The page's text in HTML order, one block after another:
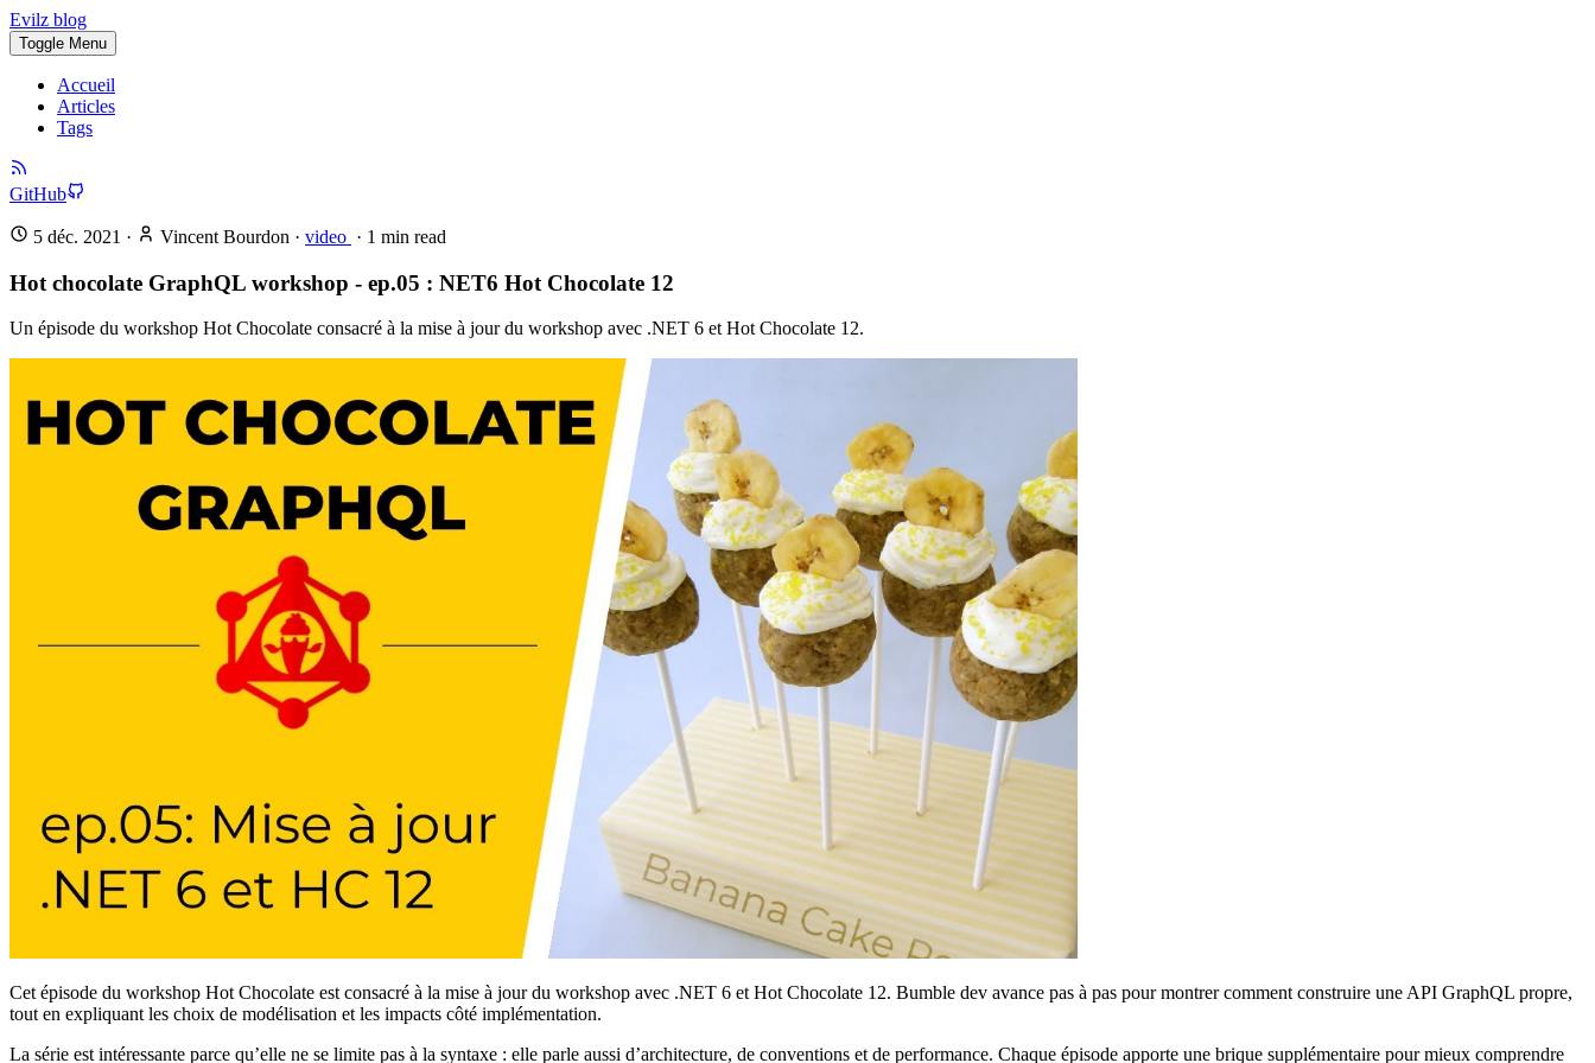
Evilz blog
Toggle Menu
Accueil
Articles
Tags
GitHub
5 déc. 2021 · Vincent Bourdon · video · 1 min read
Hot chocolate GraphQL workshop - ep.05 : NET6 Hot Chocolate 12
Un épisode du workshop Hot Chocolate consacré à la mise à jour du workshop avec .NET 6 et Hot Chocolate 12.
Cet épisode du workshop Hot Chocolate est consacré à la mise à jour du workshop avec .NET 6 et Hot Chocolate 12. Bumble dev avance pas à pas pour montrer comment construire une API GraphQL propre,
tout en expliquant les choix de modélisation et les impacts côté implémentation.
La série est intéressante parce qu’elle ne se limite pas à la syntaxe : elle parle aussi d’architecture, de conventions et de performance. Chaque épisode apporte une brique supplémentaire pour mieux comprendre